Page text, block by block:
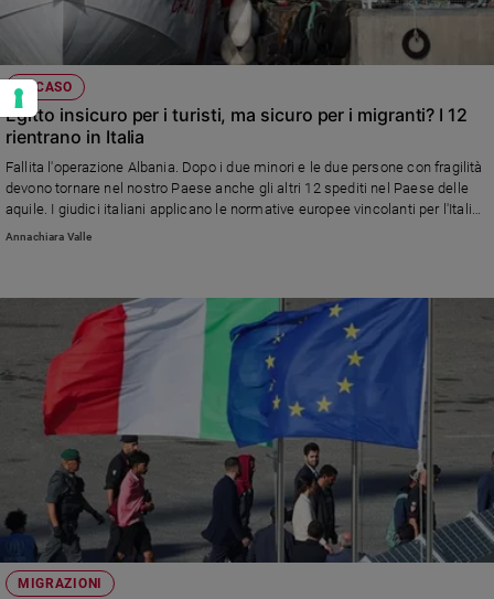
IL CASO
Egitto insicuro per i turisti, ma sicuro per i migranti? I 12
rientrano in Italia
Fallita l'operazione Albania. Dopo i due minori e le due persone con fragilità
devono tornare nel nostro Paese anche gli altri 12 spediti nel Paese delle
aquile. I giudici italiani applicano le normative europee vincolanti per l'Italia.
Sul sito della Farnesina i pericoli dei viaggi in Egitto e Bangladesh
Annachiara Valle
MIGRAZIONI